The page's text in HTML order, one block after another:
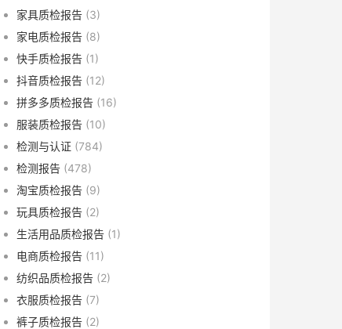
家具质检报告 (3)
家电质检报告 (8)
快手质检报告 (1)
抖音质检报告 (12)
拼多多质检报告 (16)
服装质检报告 (10)
检测与认证 (784)
检测报告 (478)
淘宝质检报告 (9)
玩具质检报告 (2)
生活用品质检报告 (1)
电商质检报告 (11)
纺织品质检报告 (2)
衣服质检报告 (7)
裤子质检报告 (2)